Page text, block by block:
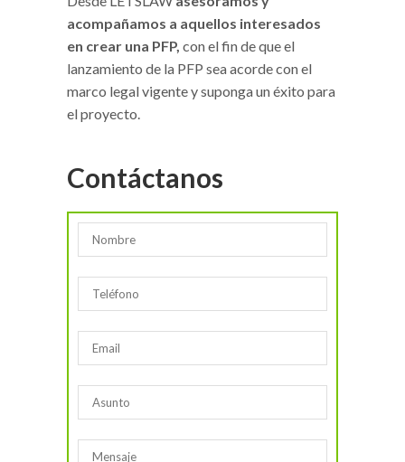
acompañamos a aquellos interesados
en crear una PFP, con el fin de que el
lanzamiento de la PFP sea acorde con el
marco legal vigente y suponga un éxito para
el proyecto.
Contáctanos